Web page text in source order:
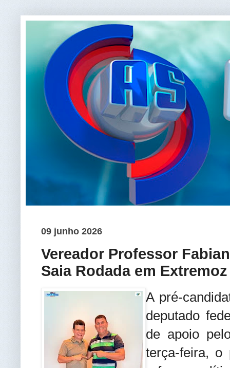
09 junho 2026
Vereador Professor
Saia Rodada em Extremoz
A pré-
deputado
de apoio
terça-feira, o